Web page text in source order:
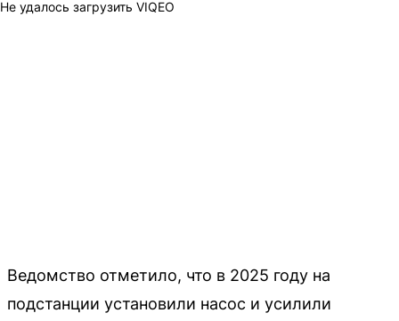
Не удалось загрузить VIQEO
Ведомство отметило, что в 2025 году на
подстанции установили насос и усилили